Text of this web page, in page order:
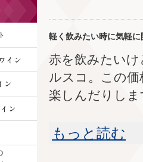
軽く飲みたい時に気軽
赤を飲みたい
ルスコ。この
楽しんだりしま
もっと読む